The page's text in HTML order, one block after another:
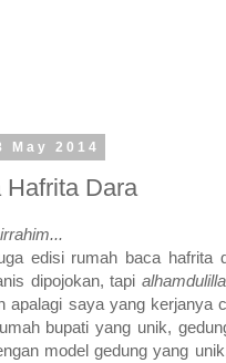
May 2014
Hafrita Dara
edisi rumah baca hafrita
dipojokan, tapi
apalagi saya yang kerjanya
bupati yang unik,
model gedung yang